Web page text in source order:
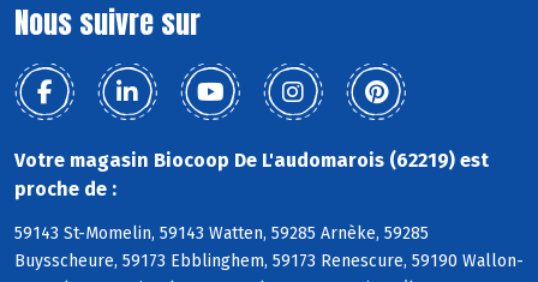
Nous suivre sur
Votre magasin Biocoop De L'audomarois (62219) est
proche de :
59143 St-Momelin, 59143 Watten, 59285 Arnèke, 59285
Buysscheure, 59173 Ebblinghem, 59173 Renescure, 59190 Wallon-